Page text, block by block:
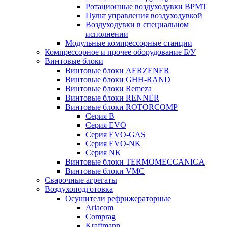
Ротационные воздуходувки ВРМТ
Пульт управления воздуходувкой
Воздуходувки в специальном
исполнении
Модульные компрессорные станции
Компрессорное и прочее оборудование Б/У
Винтовые блоки
Винтовые блоки AERZENER
Винтовые блоки GHH-RAND
Винтовые блоки Remeza
Винтовые блоки RENNER
Винтовые блоки ROTORCOMP
Серия B
Серия EVO
Серия EVO-GAS
Серия EVO-NK
Серия NK
Винтовые блоки TERMOMECCANICA
Винтовые блоки VMC
Сварочные агрегаты
Воздухоподготовка
Осушители рефрижераторные
Ariacom
Comprag